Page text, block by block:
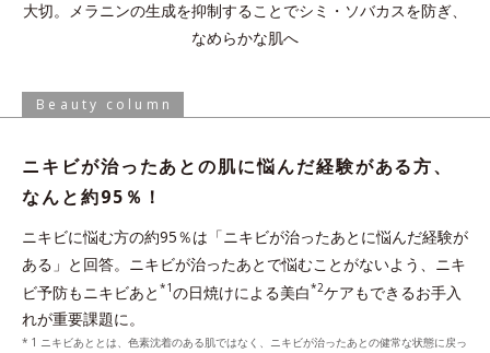
大切。 メラニンの生成を抑制することでシミ・ソバカスを防ぎ、
なめらかな肌へ
Beauty column
ニキビが治ったあとの肌に悩んだ経験がある方、
なんと約95％！
ニキビに悩む方の約95％は「ニキビが治ったあとに悩んだ経験が
ある」と回答。ニキビが治ったあとで悩むことがないよう、ニキ
ビ予防もニキビあと *1の日焼けによる美白*2ケアもできるお手入
れが重要課題に。
1 ニキビあととは、色素沈着のある肌ではなく、ニキビが治ったあとの健常な状態に戻っ